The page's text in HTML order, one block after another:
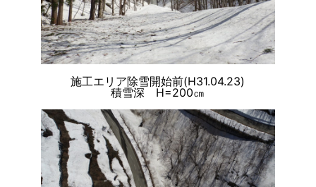
施工エリア除雪開始前(H31.04.23)
積雪深 H=200㎝